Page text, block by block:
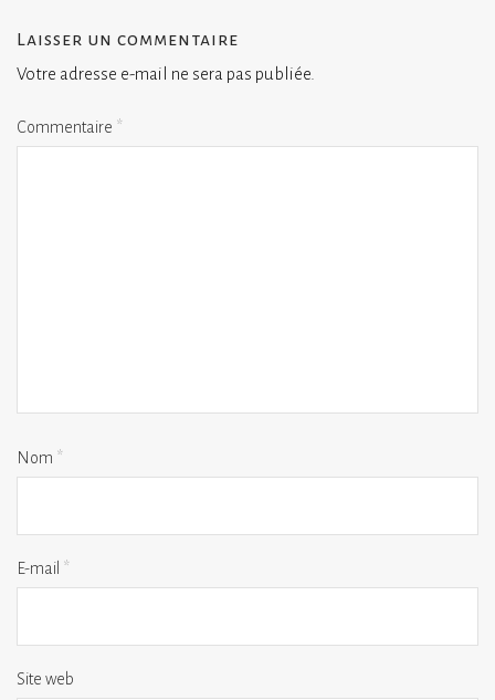
Laisser un commentaire
Votre adresse e-mail ne sera pas publiée.
Commentaire *
Nom *
E-mail *
Site web